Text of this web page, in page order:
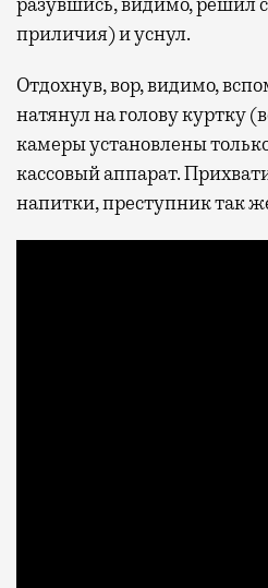
приличия) и уснул.
Отдохнув, вор, видимо,
натянул на голову куртку
камеры установлены
кассовый аппарат.
напитки, преступник так